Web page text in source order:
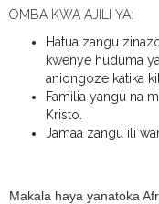
OMBA KWA AJILI YA:
Hatua zangu
kwenye huduma
aniongoze katika
Familia yangu na
Kristo.
Jamaa zangu ili
Makala haya yanatoka